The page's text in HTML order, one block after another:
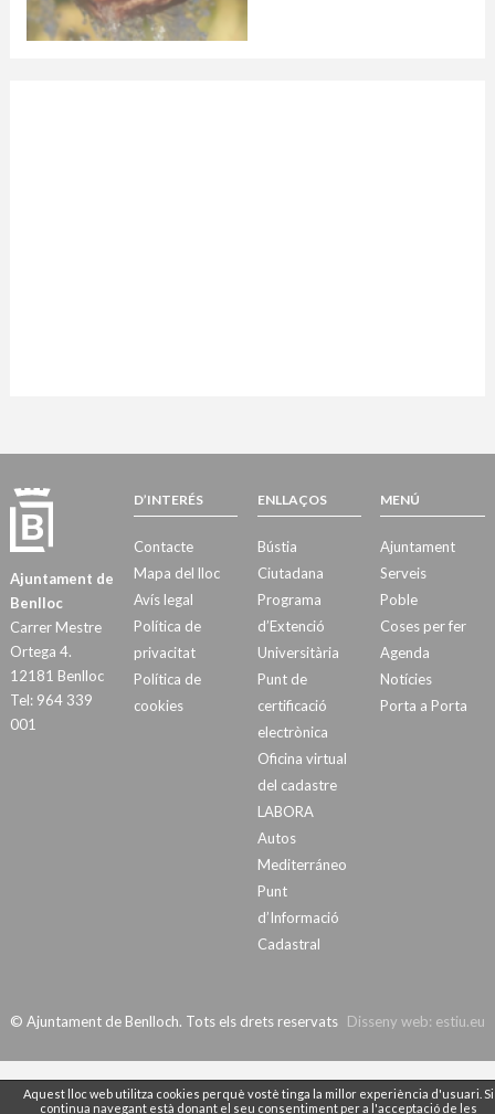
Ajuntament de
Benlloc
Carrer Mestre
Ortega 4.
12181 Benlloc
Tel: 964 339
001
D’INTERÉS
Contacte
Mapa del lloc
Avís legal
Política de
privacitat
Política de
cookies
ENLLAÇOS
Bústia
Ciutadana
Programa
d’Extenció
Universitària
Punt de
certificació
electrònica
Oficina virtual
del cadastre
LABORA
Autos
Mediterráneo
Punt
d’Informació
Cadastral
MENÚ
Ajuntament
Serveis
Poble
Coses per fer
Agenda
Notícies
Porta a Porta
Disseny web: estiu.eu
© Ajuntament de Benlloch. Tots els drets reservats
Aquest lloc web utilitza cookies perquè vostè tinga la millor experiència d'usuari. Si
continua navegant està donant el seu consentiment per a l'acceptació de les